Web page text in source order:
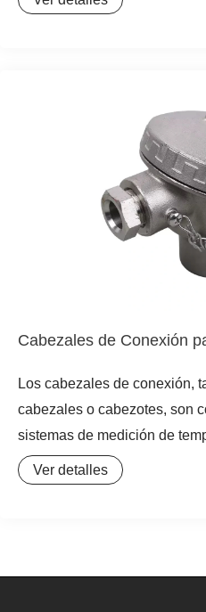
termocuplas) y los cables de
resistencia (RTD) se
Fabricados con materiales
la cerámica técnica o la
termocupla están diseñados
térmicas extremas y
superior, evitando
podrían comprometer la
Cabezales de Conexión
Los cabezales de conexión,
cabezales o cabezotes, son
sistemas de medición de
(Detectores de Temperatura
termocuplas (termopares).
Ver detalles